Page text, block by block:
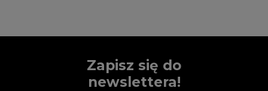
Zapisz się do
newslettera!